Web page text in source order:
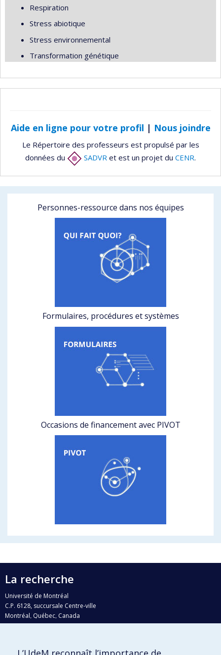
Respiration
Stress abiotique
Stress environnemental
Transformation génétique
Aide en ligne pour votre profil | Nous joindre
Le Répertoire des professeurs est propulsé par les
données du
SADVR et est un projet du CENR.
Personnes-ressource dans nos équipes
Formulaires, procédures et systèmes
Occasions de financement avec PIVOT
La recherche
Université de Montréal
C.P. 6128, succursale Centre-ville
Montréal, Québec, Canada
H3C 3J7